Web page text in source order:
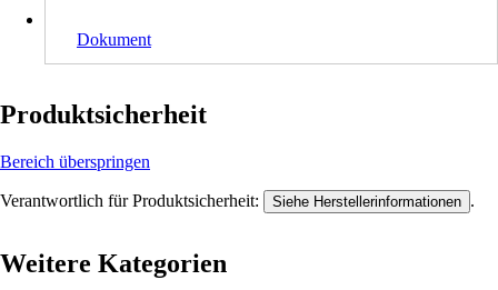
Dokument
Produktsicherheit
Bereich überspringen
Verantwortlich für Produktsicherheit: Siehe Herstellerinformationen .
Weitere Kategorien